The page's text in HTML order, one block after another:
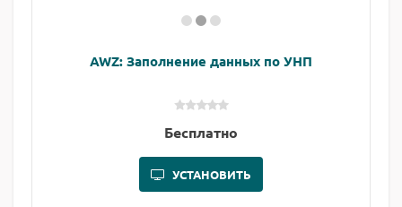
AWZ: Заполнение данных по УНП
Бесплатно
УСТАНОВИТЬ